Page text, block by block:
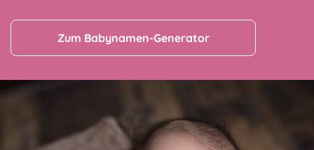
Zum Babynamen-Generator